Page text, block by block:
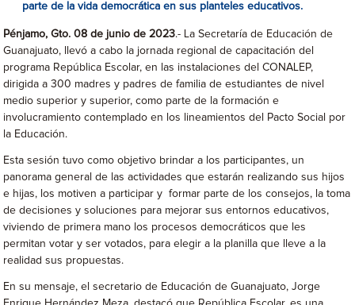
parte de la vida democrática en sus planteles educativos.
Pénjamo, Gto. 08 de junio de 2023.- La Secretaría de Educación de
Guanajuato, llevó a cabo la jornada regional de capacitación del
programa República Escolar, en las instalaciones del CONALEP,
dirigida a 300 madres y padres de familia de estudiantes de nivel
medio superior y superior, como parte de la formación e
involucramiento contemplado en los lineamientos del Pacto Social por
la Educación.
Esta sesión tuvo como objetivo brindar a los participantes, un
panorama general de las actividades que estarán realizando sus hijos
e hijas, los motiven a participar y formar parte de los consejos, la toma
de decisiones y soluciones para mejorar sus entornos educativos,
viviendo de primera mano los procesos democráticos que les
permitan votar y ser votados, para elegir a la planilla que lleve a la
realidad sus propuestas.
En su mensaje, el secretario de Educación de Guanajuato, Jorge